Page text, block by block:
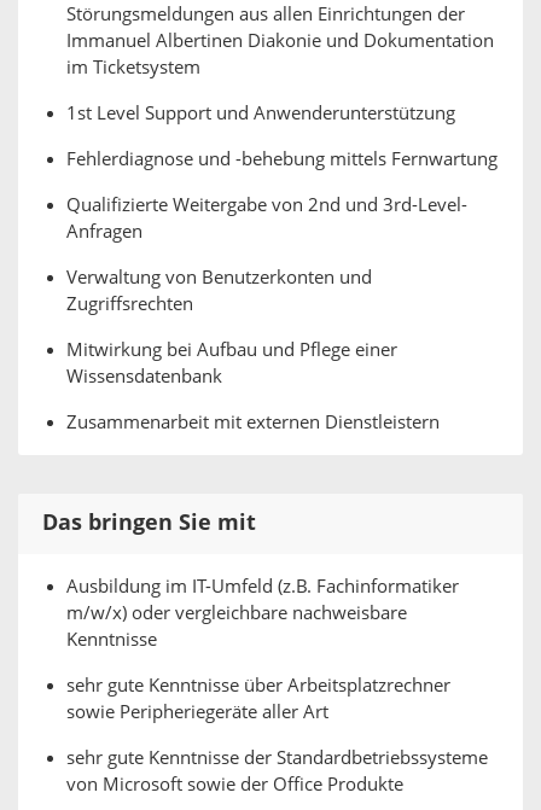
Störungsmeldungen aus allen Einrichtungen der
Immanuel Albertinen Diakonie und Dokumentation
im Ticketsystem
1st Level Support und Anwenderunterstützung
Fehlerdiagnose und -behebung mittels Fernwartung
Qualifizierte Weitergabe von 2nd und 3rd-Level-
Anfragen
Verwaltung von Benutzerkonten und
Zugriffsrechten
Mitwirkung bei Aufbau und Pflege einer
Wissensdatenbank
Zusammenarbeit mit externen Dienstleistern
Das bringen Sie mit
Ausbildung im IT-Umfeld (z.B. Fachinformatiker
m/w/x) oder vergleichbare nachweisbare
Kenntnisse
sehr gute Kenntnisse über Arbeitsplatzrechner
sowie Peripheriegeräte aller Art
sehr gute Kenntnisse der Standardbetriebssysteme
von Microsoft sowie der Office Produkte